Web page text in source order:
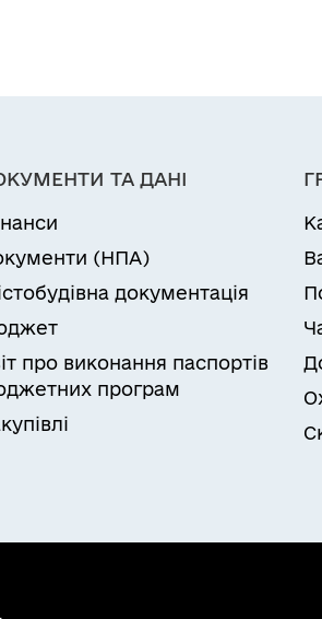
ТА ДАНІ
(НПА)
документація
про виконання паспортів
програм